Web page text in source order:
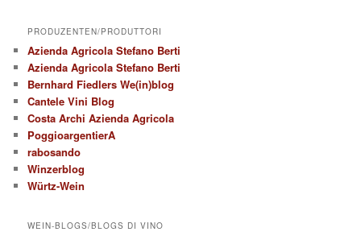
PRODUZENTEN/PRODUTTORI
Azienda Agricola Stefano Berti
Azienda Agricola Stefano Berti
Bernhard Fiedlers We(in)blog
Cantele Vini Blog
Costa Archi Azienda Agricola
PoggioargentierA
rabosando
Winzerblog
Würtz-Wein
WEIN-BLOGS/BLOGS DI VINO